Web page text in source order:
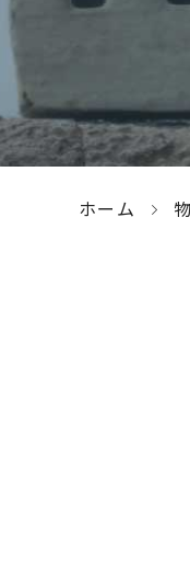
ホーム